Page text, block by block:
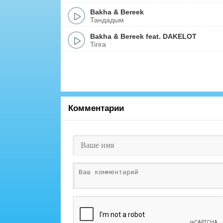
Bakha & Bereek
Тандадым
Bakha & Bereek feat. DAKELOT
Tirira
Комментарии